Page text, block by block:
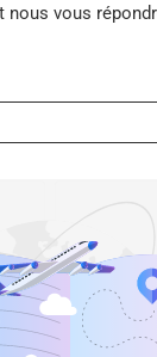
nous vous